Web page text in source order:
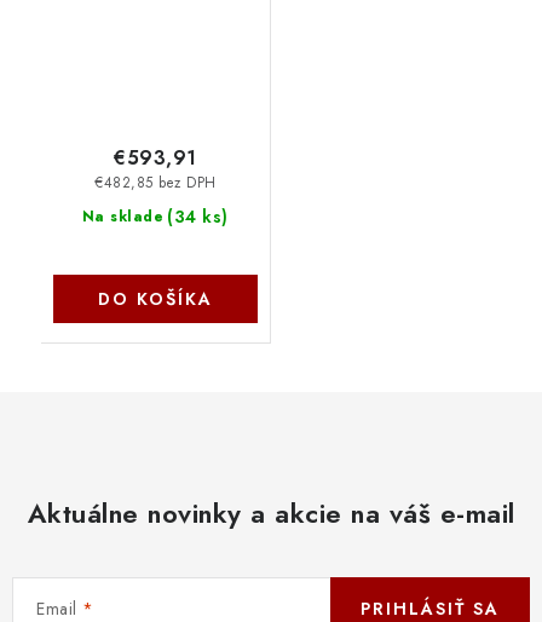
Na sklade (34 ks)
€482,85 bez DPH
€593,91
DO KOŠÍKA
Aktuálne novinky a akcie na váš e-mail
Email PRIHLÁSIŤ SA